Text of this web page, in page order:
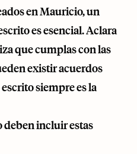
en Mauricio, un
es esencial. Aclara
que cumplas con las
existir acuerdos
siempre es la
deben incluir estas